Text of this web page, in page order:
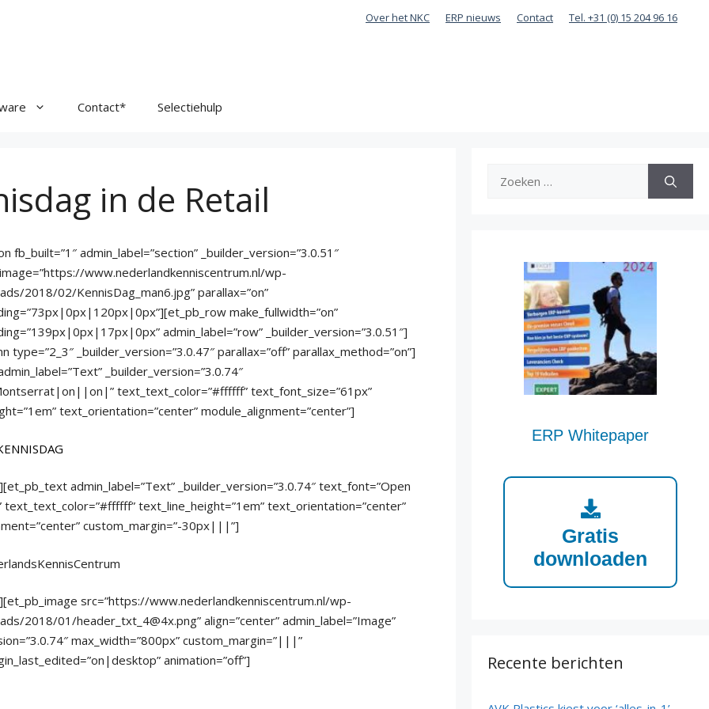
Over het NKC ERP nieuws Contact Tel. +31 (0) 15 204 96 16
Contact* Selectiehulp
in de Retail
fb_built=”1″ admin_label=”section” _builder_version=”3.0.51″
www.nederlandkenniscentrum.nl/wp-
2018/02/KennisDag_man6.jpg” parallax=”on”
make_fullwidth=”on”
admin_label=”row” _builder_version=”3.0.51″]
type=”2_3″ _builder_version=”3.0.47″ parallax=”off” parallax_method=”on”]
_builder_version=”3.0.74″
text_text_color=”#ffffff” text_font_size=”61px”
text_orientation=”center” module_alignment=”center”]
admin_label=”Text” _builder_version=”3.0.74″ text_font=”Open
text_line_height=”1em” text_orientation=”center”
custom_margin=”-30px|||”]
src=”https://www.nederlandkenniscentrum.nl/wp-
2018/01/header_txt_4@4x.png” align=”center” admin_label=”Image”
max_width=”800px” custom_margin=”|||”
animation=”off”]
ERP Whitepaper
Gratis
downloaden
Recente berichten